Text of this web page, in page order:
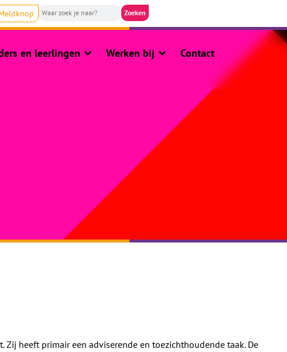
en leerlingen Werken bij Contact
heeft primair een adviserende en toezichthoudende taak. De